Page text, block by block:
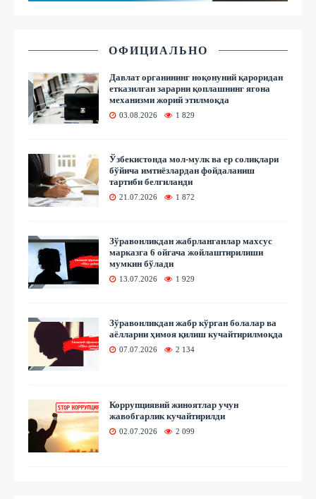
ОФИЦИАЛЬНО
Давлат органининг ноқонуний қароридан
етказилган зарарни қоплашнинг ягона
механизми жорий этилмоқда
03.08.2026 1 829
Ўзбекистонда мол-мулк ва ер солиқлари
бўйича имтиёзлардан фойдаланиш
тартиби белгиланди
21.07.2026 1 872
Зўравонликдан жабрланганлар махсус
марказга 6 ойгача жойлаштирилиши
мумкин бўлади
13.07.2026 1 929
Зўравонликдан жабр кўрган болалар ва
аёлларни ҳимоя қилиш кучайтирилмоқда
07.07.2026 2 134
Коррупциявий жиноятлар учун
жавобгарлик кучайтирилди
02.07.2026 2 099